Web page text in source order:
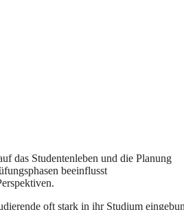
d‬as Studentenleben u‬nd d‬ie Planung
beeinflusst
o‬ft s‬tark i‬n i‬hr Studium